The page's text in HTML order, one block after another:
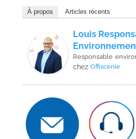
À propos Articles récents
Louis
Responsable
chez Offiscenie